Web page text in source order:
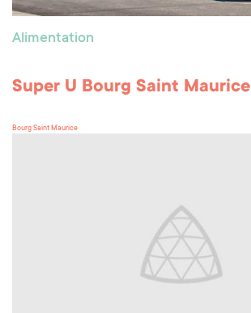
Alimentation
Super U Bourg Saint Maurice
Bourg Saint Maurice